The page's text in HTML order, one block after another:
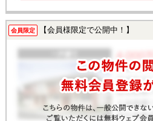
会員限定 【会員様限定で公開中！】